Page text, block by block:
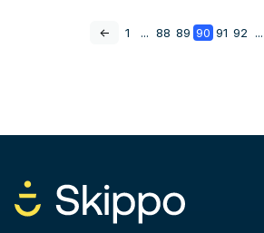
<- 1 ... 88 89 90 91 92 ...